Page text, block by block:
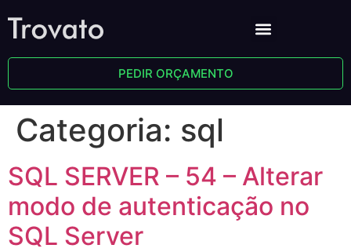
PEDIR ORÇAMENTO
Categoria: sql
SQL SERVER – 54 – Alterar
modo de autenticação no
SQL Server